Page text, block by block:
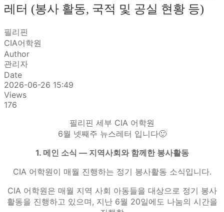
레터 (봉사 활동, 국적 및 공실 현황 등)
필리핀
CIA어학원
Author
관리자
Date
2026-06-26 15:49
Views
176
필리핀 세부 CIA 어학원
6월 넷째주 뉴스레터 입니다🙂
1. 메인 소식 — 지역사회와 함께한 봉사활동
CIA 어학원이 매월 진행하는 정기 봉사활동 소식입니다.
CIA 어학원은 매월 지역 사회 아동들을 대상으로 정기 봉사
활동을 진행하고 있으며, 지난 6월 20일에도 나눔의 시간을